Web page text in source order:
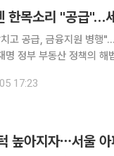
한목소리 "공급
공급, 금융지원 병행"…정청래
명 정부 부동산 정책의
회에서 부동산 정책 관
17:23
높아지자⋯서울